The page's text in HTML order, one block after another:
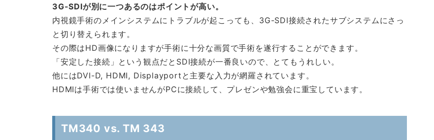
3G-SDIが別に一つあるのはポイントが高い。
内視鏡手術のメインシステムにトラブルが起こっても、3G-SDI接続されたサブシステムにさっ
と切り替えられます。
その際はHD画像になりますが手術に十分な画質で手術を遂行することができます。
「安定した接続」という観点だとSDI接続が一番良いので、とてもうれしい。
他にはDVI-D, HDMI, Displayportと主要な入力が網羅されています。
HDMIは手術では使いませんがPCに接続して、プレゼンや勉強会に重宝しています。
TM340 vs. TM 343